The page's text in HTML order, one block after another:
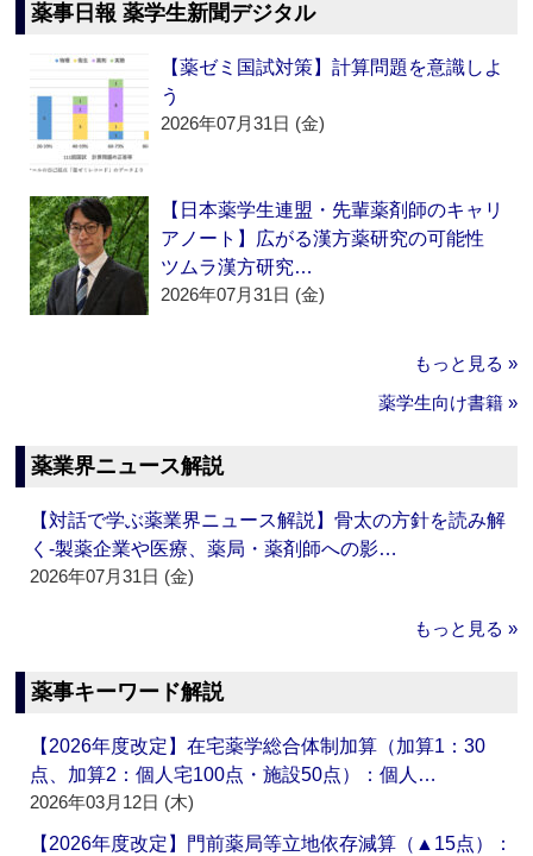
薬事日報 薬学生新聞デジタル
【薬ゼミ国試対策】計算問題を意識しよ
う
2026年07月31日 (金)
【日本薬学生連盟・先輩薬剤師のキャリ
アノート】広がる漢方薬研究の可能性
ツムラ漢方研究…
2026年07月31日 (金)
もっと見る »
薬学生向け書籍 »
薬業界ニュース解説
【対話で学ぶ薬業界ニュース解説】骨太の方針を読み解
く‐製薬企業や医療、薬局・薬剤師への影…
2026年07月31日 (金)
もっと見る »
薬事キーワード解説
【2026年度改定】在宅薬学総合体制加算（加算1：30
点、加算2：個人宅100点・施設50点）：個人…
2026年03月12日 (木)
【2026年度改定】門前薬局等立地依存減算（▲15点）：